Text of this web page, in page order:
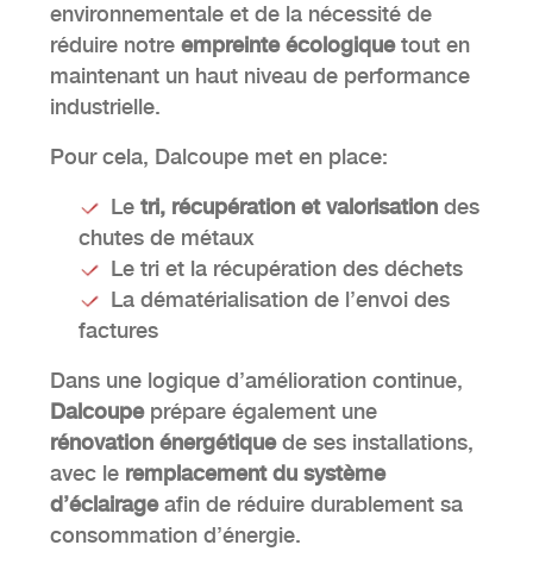
environnementale et de la nécessité de
réduire notreempreinte écologiquetout en
maintenant un haut niveau de performance
industrielle.
Pour cela, Dalcoupe met en place:
Le tri, récupération et valorisationdes
chutes de métaux
Le tri et la récupération des déchets
La dématérialisation de l’envoi des
factures
Dans une logique d’amélioration continue,
Dalcoupeprépare également une
rénovation énergétiquede ses installations,
avec le remplacement du système
d’éclairageafin de réduire durablement sa
consommation d’énergie.